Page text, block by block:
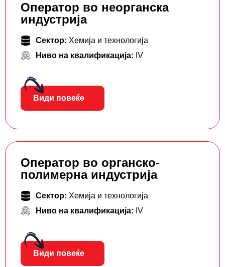
Оператор во неорганска
индустрија
Сектор: Хемија и технологија
Ниво на квалификација: IV
Види повеќе
Оператор во органско-
полимерна индустрија
Сектор: Хемија и технологија
Ниво на квалификација: IV
Види повеќе